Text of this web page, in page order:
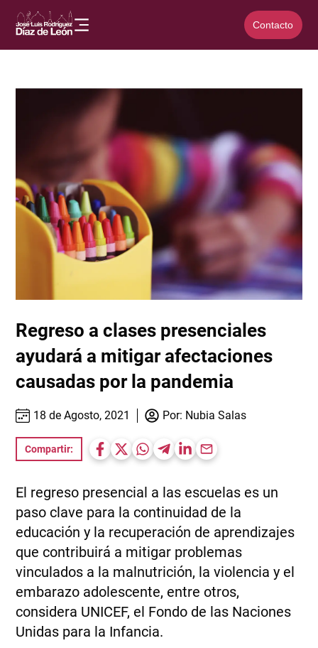
Contacto
Regreso a clases presenciales
ayudará a mitigar afectaciones
causadas por la pandemia
18 de Agosto, 2021 Por: Nubia Salas
Compartir:
El regreso presencial a las escuelas es un
paso clave para la continuidad de la
educación y la recuperación de aprendizajes
que contribuirá a mitigar problemas
vinculados a la malnutrición, la violencia y el
embarazo adolescente, entre otros,
considera UNICEF, el Fondo de las Naciones
Unidas para la Infancia.